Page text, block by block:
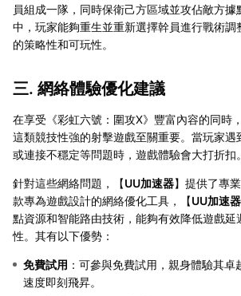
員組成一隊，同時保衛己方區域並攻佔敵方據
中，玩家能夠重生並重新選擇幹員進行戰術調
的策略性和可玩性。
三. 網絡體驗優化建議
在享受《彩虹六號：圍攻X》豐富內容的同時
這類競技性強的射擊遊戲至關重要。當玩家遇
或連接不穩定等問題時，遊戲體驗會大打折扣。
針對這些網絡問題，【UU加速器】提供了專
款專為遊戲設計的網絡優化工具，【UU加速器
點資源和智能路由技術，能夠有效降低遊戲延
性。其有以下優勢：
免費試用 ：可參與免費試用，親身體驗其
速度即刻飛昇。